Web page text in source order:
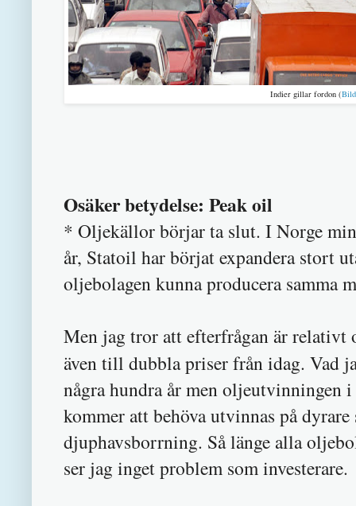
Indier gillar fordon (
Osäker betydelse: Peak oil
* Oljekällor börjar ta slut. I Norge
år, Statoil har börjat expandera stort
oljebolagen kunna producera samma
Men jag tror att efterfrågan är relativt
även till dubbla priser från idag. Vad
några hundra år men oljeutvinningen
kommer att behöva utvinnas på
djuphavsborrning. Så länge alla
ser jag inget problem som investerare.